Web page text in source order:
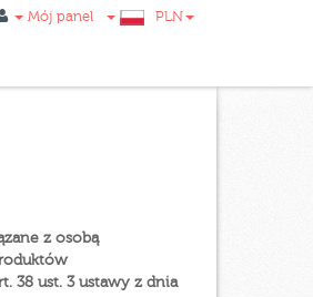
Mój panel PLN
z osobą
38 ust. 3 ustawy z dnia